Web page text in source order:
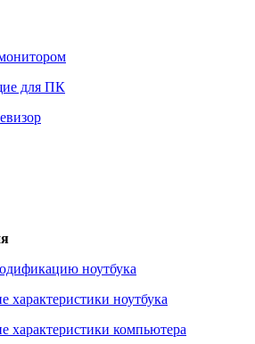
для ПК
ноутбука
характеристики ноутбука
характеристики компьютера